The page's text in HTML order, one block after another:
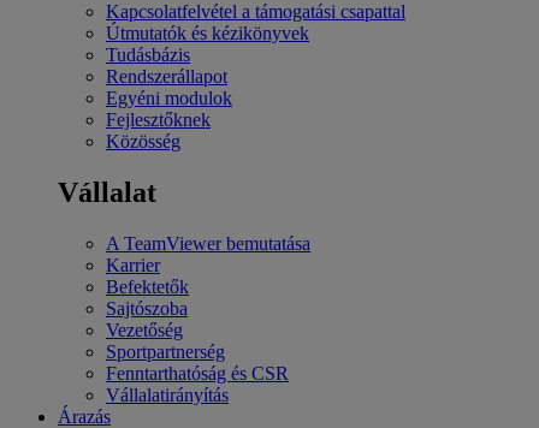
Kapcsolatfelvétel a támogatási csapattal
Útmutatók és kézikönyvek
Tudásbázis
Rendszerállapot
Egyéni modulok
Fejlesztőknek
Közösség
Vállalat
A TeamViewer bemutatása
Karrier
Befektetők
Sajtószoba
Vezetőség
Sportpartnerség
Fenntarthatóság és CSR
Vállalatirányítás
Árazás